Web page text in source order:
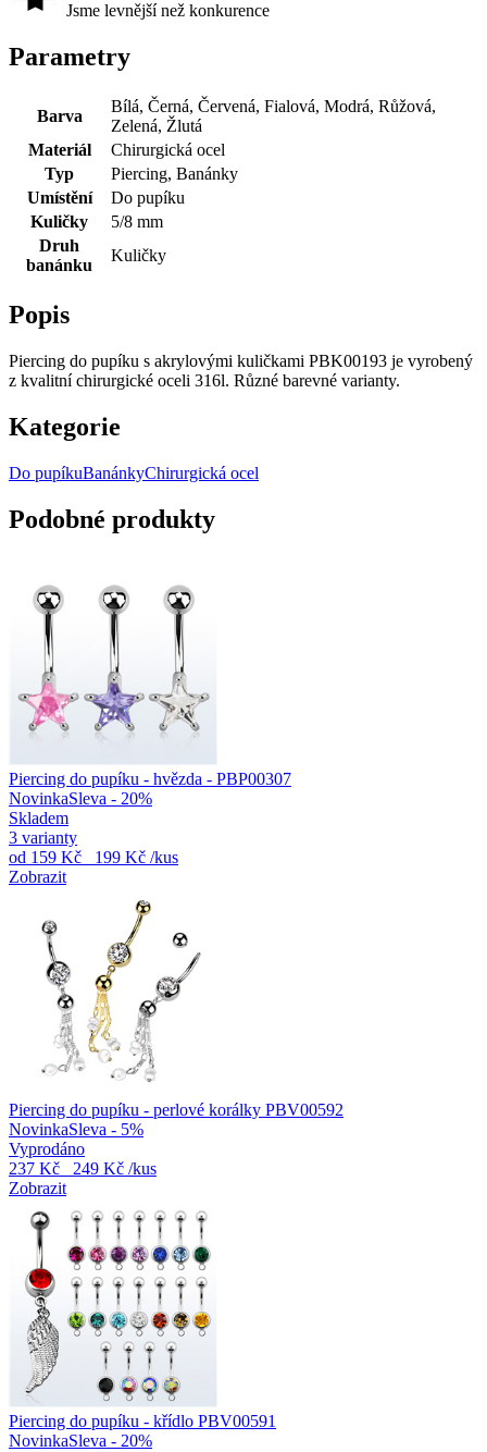
Jsme levnější než konkurence
Parametry
Barva
Bílá, Černá, Červená, Fialová, Modrá, Růžová,
Zelená, Žlutá
Materiál
Chirurgická ocel
Typ
Piercing, Banánky
Umístění
Do pupíku
Kuličky
5/8 mm
Druh
banánku
Kuličky
Popis
Piercing do pupíku s akrylovými kuličkami PBK00193 je vyrobený
z kvalitní chirurgické oceli 316l. Různé barevné varianty.
Kategorie
Do pupíkuBanánkyChirurgická ocel
Podobné produkty
Piercing do pupíku - hvězda - PBP00307
NovinkaSleva - 20%
Skladem
3 varianty
od 159 Kč 199 Kč /kus
Zobrazit
Piercing do pupíku - perlové korálky PBV00592
NovinkaSleva - 5%
Vyprodáno
237 Kč
249 Kč /kus
Zobrazit
Piercing do pupíku - křídlo PBV00591
NovinkaSleva - 20%